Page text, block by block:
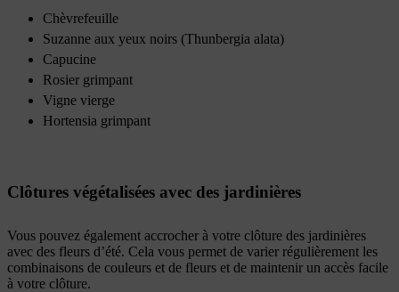
Chèvrefeuille
Suzanne aux yeux noirs (Thunbergia alata)
Capucine
Rosier grimpant
Vigne vierge
Hortensia grimpant
Clôtures végétalisées avec des jardinières
Vous pouvez également accrocher à votre clôture des jardinières
avec des fleurs d’été. Cela vous permet de varier régulièrement les
combinaisons de couleurs et de fleurs et de maintenir un accès facile
à votre clôture.